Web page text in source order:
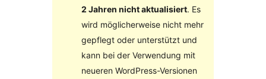
2 Jahren nicht aktualisiert. Es
wird möglicherweise nicht mehr
gepflegt oder unterstützt und
kann bei der Verwendung mit
neueren WordPress-Versionen